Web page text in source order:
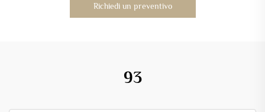
Richiedi un preventivo
93